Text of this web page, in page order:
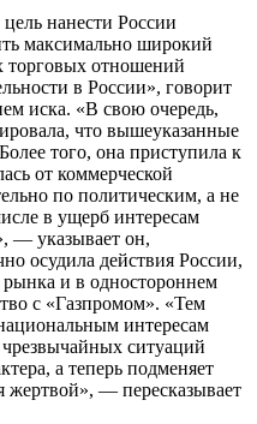
нанести России
максимально широкий
торговых отношений
в России», говорит
иска. «В свою очередь,
что вышеуказанные
того, она приступила к
от коммерческой
по политическим, а не
в ущерб интересам
— указывает он,
осудила действия России,
рынка и в одностороннем
с «Газпромом». «Тем
интересам
ситуаций
а теперь подменяет
жертвой», — пересказывает